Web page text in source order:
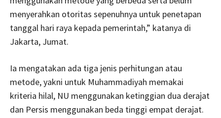
menyerahkan otoritas sepenuhnya untuk penetapan
tanggal hari raya kepada pemerintah,” katanya di
Jakarta, Jumat.
Ia mengatakan ada tiga jenis perhitungan atau
metode, yakni untuk Muhammadiyah memakai
kriteria hilal, NU menggunakan ketinggian dua derajat
dan Persis menggunakan beda tinggi empat derajat.